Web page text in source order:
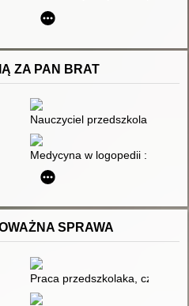
ZA PAN BRAT
logopedycznego :
Nauczyciel przedszkola kontra
w przypadku osób z rozszczepem
Medycyna w logopedii :
do wykrywania wczesnych
SPRAWA
Praca przedszkolaka, czyli